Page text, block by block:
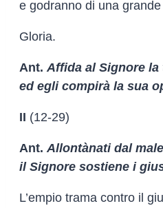
e godranno di una
Gloria.
Ant. Affida al Signore la
ed egli compirà la sua
II (12-29)
Ant. Allontànati dal
il Signore sostiene i
L’empio trama contro il